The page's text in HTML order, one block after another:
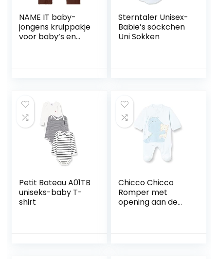
NAME IT baby-
jongens kruippakje
voor baby’s en
Sterntaler Unisex-
Babie’s söckchen
Uni Sokken
Petit Bateau A01TB
uniseks-baby T-
shirt
Chicco Chicco
Romper met
opening aan de